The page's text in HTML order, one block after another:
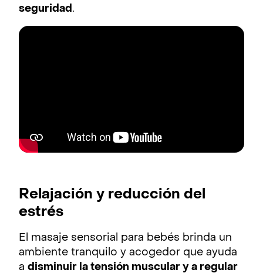
seguridad .
Relajación y reducción del
estrés
El masaje sensorial para bebés brinda un
ambiente tranquilo y acogedor que ayuda
a disminuir la tensión muscular y a regular